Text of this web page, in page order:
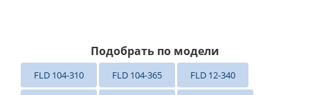
Подобрать по модели
FLD 104-310 FLD 104-365 FLD 12-340